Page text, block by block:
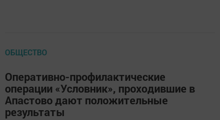
ОБЩЕСТВО
Оперативно-профилактические
операции «Условник», проходившие в
Апастово дают положительные
результаты